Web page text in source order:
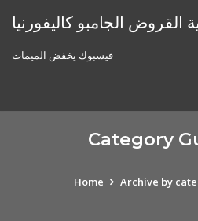
القروض الجامبو كاليفورنيا
فيسبوك يخفض الميمات
Category
Home Archive by